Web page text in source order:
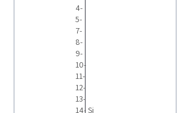
4-
5-
7-
8-
9-
10-
11-
12-
13-
14- Si